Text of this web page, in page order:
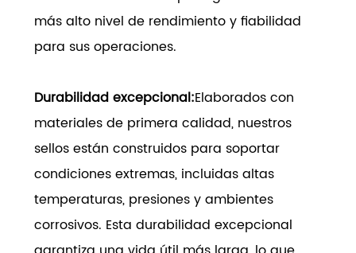
más alto nivel de rendimiento y fiabilidad
para sus operaciones.
Durabilidad excepcional:Elaborados con
materiales de primera calidad, nuestros
sellos están construidos para soportar
condiciones extremas, incluidas altas
temperaturas, presiones y ambientes
corrosivos. Esta durabilidad excepcional